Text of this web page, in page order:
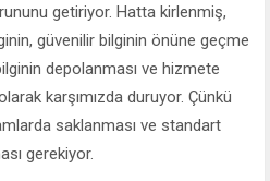
getiriyor. Hatta kirlenmiş,
güvenilir bilginin önüne geçme
depolanması ve hizmete
karşımızda duruyor. Çünkü
saklanması ve standart
gerekiyor.